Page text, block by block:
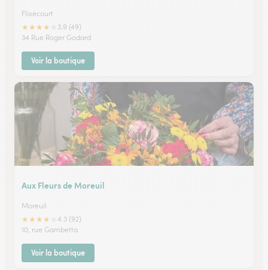
Flixecourt
★★★★
3.9 (49)
34 Rue Roger Godard
Voir la boutique
Aux Fleurs de Moreuil
Moreuil
★★★★
4.3 (92)
10, rue Gambetta
Voir la boutique